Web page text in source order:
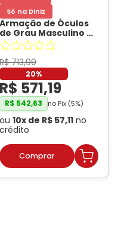
Só na Diniz
Armação de Óculos
de Grau Masculino Dii
Collection 2 9007 ECO
Quadrado Cor Cinza
Escuro Cristal
COLLECTION
R$ 713,99
20%
R$ 571,19
R$ 542,63 no Pix (5%)
ou 10x de R$ 57,11 no
crédito